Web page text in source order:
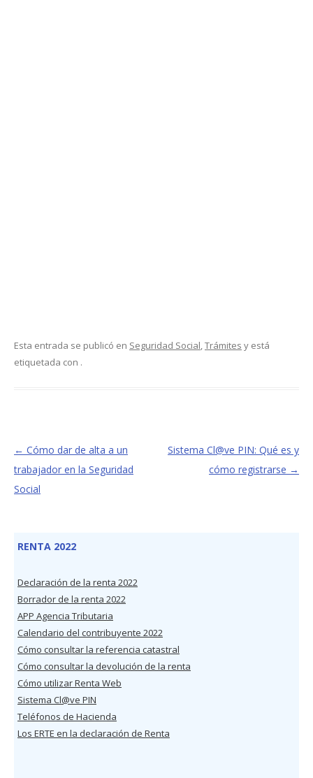
Esta entrada se publicó en Seguridad Social,Trámites y está
etiquetada con .
← Cómo dar de alta a un
trabajador en la Seguridad
Social
Sistema Cl@ve PIN: Qué es y
cómo registrarse →
RENTA 2022
Declaración de la renta 2022
Borrador de la renta 2022
APP Agencia Tributaria
Calendario del contribuyente 2022
Cómo consultar la referencia catastral
Cómo consultar la devolución de la renta
Cómo utilizar Renta Web
Sistema Cl@ve PIN
Teléfonos de Hacienda
Los ERTE en la declaración de Renta